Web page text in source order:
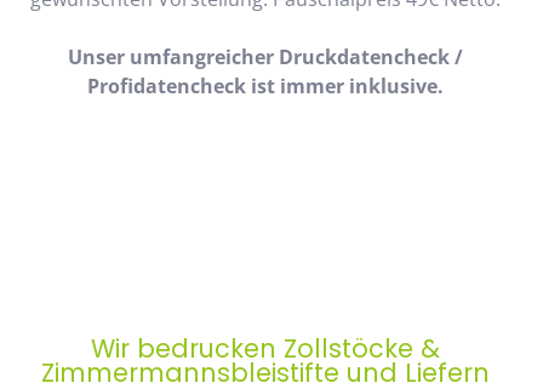
Unser umfangreicher Druckdatencheck /
Profidatencheck ist immer inklusive.
Wir bedrucken Zollstöcke &
Zimmermannsbleistifte und Liefern